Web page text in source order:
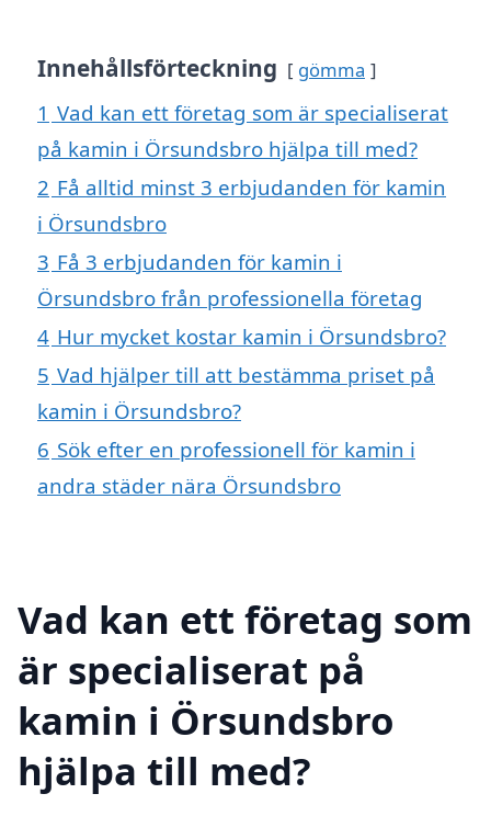
Innehållsförteckning gömma
1 Vad kan ett företag som är specialiserat
på kamin i Örsundsbro hjälpa till med?
2 Få alltid minst 3 erbjudanden för kamin
i Örsundsbro
3 Få 3 erbjudanden för kamin i
Örsundsbro från professionella företag
4 Hur mycket kostar kamin i Örsundsbro?
5 Vad hjälper till att bestämma priset på
kamin i Örsundsbro?
6 Sök efter en professionell för kamin i
andra städer nära Örsundsbro
Vad kan ett företag som
är specialiserat på
kamin i Örsundsbro
hjälpa till med?